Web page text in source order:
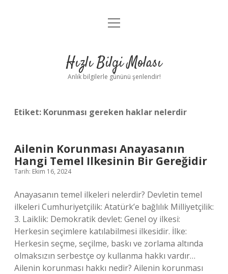
Anasayfa
Yasal Uyarı
menüyü
Hızlı Bilgi Molası
Anlık bilgilerle gününü şenlendir!
Etiket: Korunması gereken haklar nelerdir
Ailenin Korunması Anayasanın
Hangi Temel Ilkesinin Bir Gereğidir
Tarih: Ekim 16, 2024
Anayasanın temel ilkeleri nelerdir? Devletin temel
ilkeleri Cumhuriyetçilik: Atatürk’e bağlılık Milliyetçilik:
3. Laiklik: Demokratik devlet: Genel oy ilkesi:
Herkesin seçimlere katılabilmesi ilkesidir. İlke:
Herkesin seçme, seçilme, baskı ve zorlama altında
olmaksızın serbestçe oy kullanma hakkı vardır…
Ailenin korunması hakkı nedir? Ailenin korunması